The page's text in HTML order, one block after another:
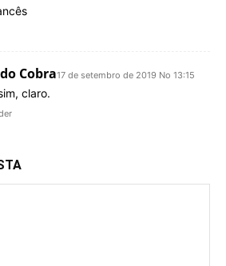
Cobra17 de setembro de 2019 No 13:15
claro.